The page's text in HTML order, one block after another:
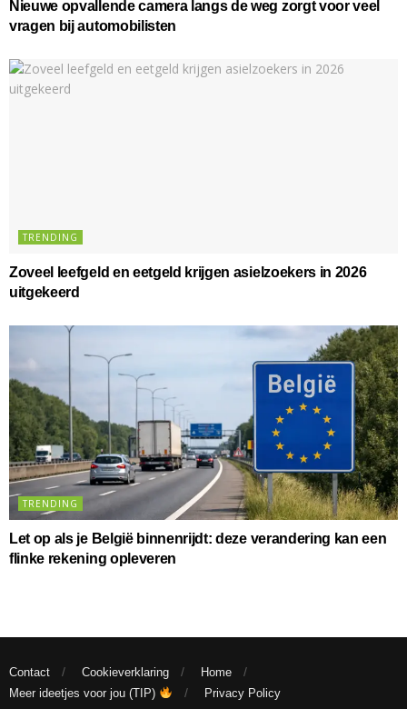
Nieuwe opvallende camera langs de weg zorgt voor veel
vragen bij automobilisten
TRENDING
Zoveel leefgeld en eetgeld krijgen asielzoekers in 2026
uitgekeerd
TRENDING
Let op als je België binnenrijdt: deze verandering kan een
flinke rekening opleveren
Contact Cookieverklaring
Home
Meer ideetjes voor jou (TIP)
Privacy Policy